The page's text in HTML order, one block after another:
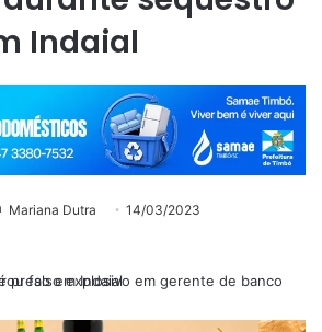
Indaial
Mariana Dutra 14/03/2023